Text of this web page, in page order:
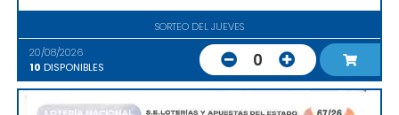
SORTEO DEL JUEVES
20/08/2026
10 DISPONIBLES 0